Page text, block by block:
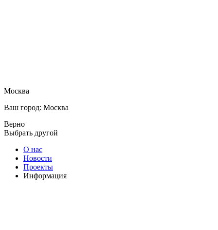
Москва
Ваш город: Москва
Верно
Выбрать другой
О нас
Новости
Проекты
Информация